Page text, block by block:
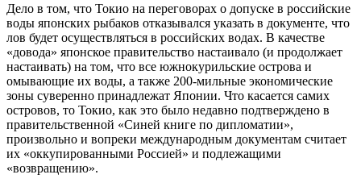
Дело в том, что Токио на переговорах о допуске в российские
воды японских рыбаков отказывался указать в документе, что
лов будет осуществляться в российских водах. В качестве
«довода» японское правительство настаивало (и продолжает
настаивать) на том, что все южнокурильские острова и
омывающие их воды, а также 200-мильные экономические
зоны суверенно принадлежат Японии. Что касается самих
островов, то Токио, как это было недавно подтверждено в
правительственной «Синей книге по дипломатии»,
произвольно и вопреки международным документам считает
их «оккупированными Россией» и подлежащими
«возвращению».